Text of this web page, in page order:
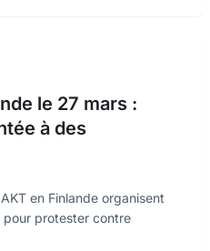
le 27 mars :
à des
en Finlande organisent
pour protester contre